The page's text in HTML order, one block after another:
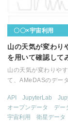
〇〇×宇宙利用
山の天気が変わり
を用いて確認して
山の天気が変わりや
て、AMeDASのデー
API JupyterLab
オープンデータ
デー
宇宙利用
衛星データ